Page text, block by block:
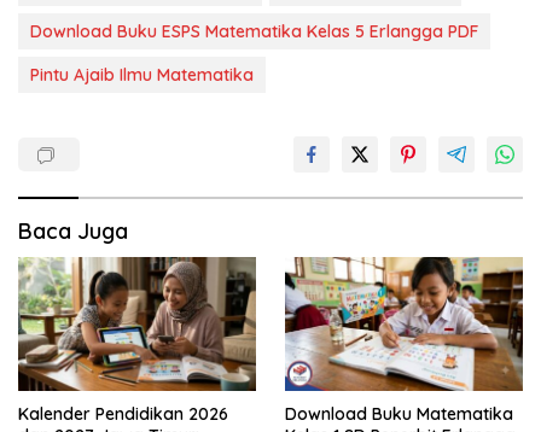
Download Buku ESPS Matematika Kelas 5 Erlangga PDF
Pintu Ajaib Ilmu Matematika
Baca Juga
Kalender Pendidikan 2026
Download Buku Matematika